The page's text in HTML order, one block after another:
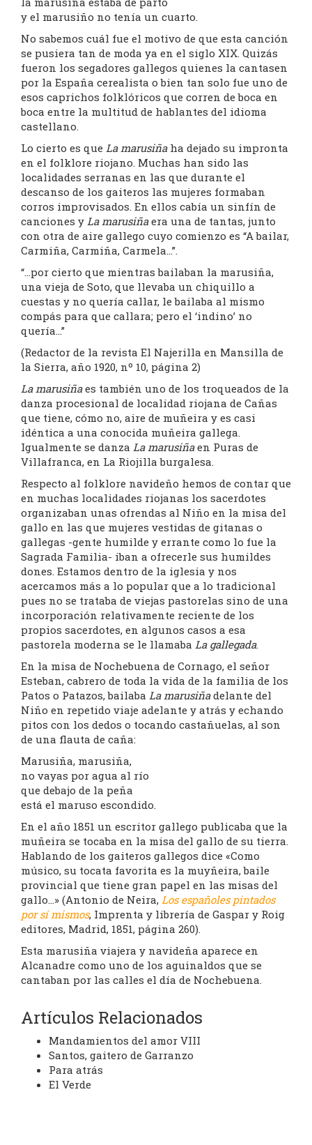
y el marusiño no tenía un cuarto.
No sabemos cuál fue el motivo de que esta canción
se pusiera tan de moda ya en el siglo XIX. Quizás
fueron los segadores gallegos quienes la cantasen
por la España cerealista o bien tan solo fue uno de
esos caprichos folklóricos que corren de boca en
boca entre la multitud de hablantes del idioma
castellano.
Lo cierto es que La marusiñaha dejado su impronta
en el folklore riojano. Muchas han sido las
localidades serranas en las que durante el
descanso de los gaiteros las mujeres formaban
corros improvisados. En ellos cabía un sinfín de
canciones y La marusiñaera una de tantas, junto
con otra de aire gallego cuyo comienzo es “A bailar,
Carmiña, Carmiña, Carmela…”.
“…por cierto que mientras bailaban la marusiña,
una vieja de Soto, que llevaba un chiquillo a
cuestas y no quería callar, le bailaba al mismo
compás para que callara; pero el ‘indino’ no
quería…”
(Redactor de la revista El Najerilla en Mansilla de
la Sierra, año 1920, nº 10, página 2)
La marusiñaes también uno de los troqueados de la
danza procesional de localidad riojana de Cañas
que tiene, cómo no, aire de muñeira y es casi
idéntica a una conocida muñeira gallega.
Igualmente se danza La marusiñaen Puras de
Villafranca, en La Riojilla burgalesa.
Respecto al folklore navideño hemos de contar que
en muchas localidades riojanas los sacerdotes
organizaban unas ofrendas al Niño en la misa del
gallo en las que mujeres vestidas de gitanas o
gallegas -gente humilde y errante como lo fue la
Sagrada Familia- iban a ofrecerle sus humildes
dones. Estamos dentro de la iglesia y nos
acercamos más a lo popular que a lo tradicional
pues no se trataba de viejas pastorelas sino de una
incorporación relativamente reciente de los
propios sacerdotes, en algunos casos a esa
pastorela moderna se le llamaba La gallegada.
En la misa de Nochebuena de Cornago, el señor
Esteban, cabrero de toda la vida de la familia de los
Patos o Patazos, bailaba La marusiñadelante del
Niño en repetido viaje adelante y atrás y echando
pitos con los dedos o tocando castañuelas, al son
de una flauta de caña:
Marusiña, marusiña,
no vayas por agua al río
que debajo de la peña
está el maruso escondido.
En el año 1851 un escritor gallego publicaba que la
muñeira se tocaba en la misa del gallo de su tierra.
Hablando de los gaiteros gallegos dice «Como
músico, su tocata favorita es la muyñeira, baile
provincial que tiene gran papel en las misas del
gallo…» (Antonio de Neira, Los españoles pintados
por sí mismos, Imprenta y librería de Gaspar y Roig
editores, Madrid, 1851, página 260).
Esta marusiña viajera y navideña aparece en
Alcanadre como uno de los aguinaldos que se
cantaban por las calles el día de Nochebuena.
Artículos Relacionados
Mandamientos del amor VIII
Santos, gaitero de Garranzo
Para atrás
El Verde